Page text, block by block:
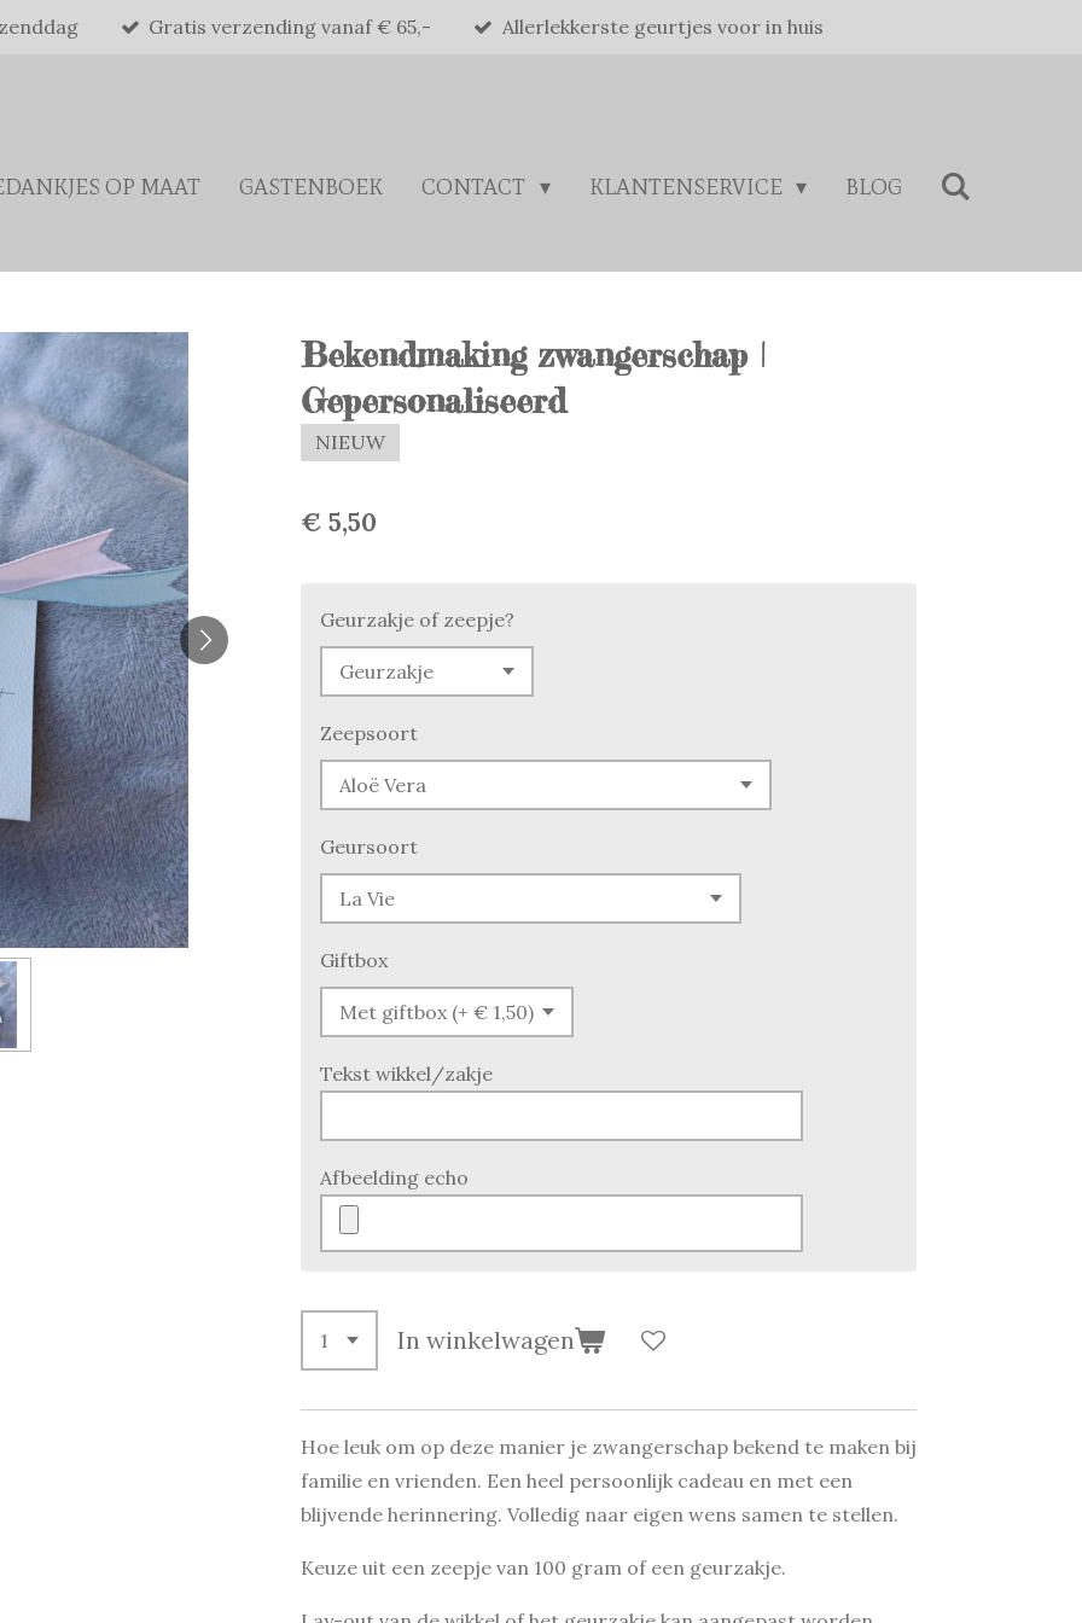
Gratis verzending vanaf € 65,- Allerlekkerste geurtjes voor in huis
OP MAAT GASTENBOEK CONTACT KLANTENSERVICE BLOG
Bekendmaking zwangerschap |
Gepersonaliseerd
NIEUW
€ 5,50
Geurzakje of zeepje?
Zeepsoort
Geursoort
Giftbox
Tekst wikkel/zakje
Afbeelding echo
In winkelwagen
Hoe leuk om op deze manier je zwangerschap bekend te maken bij
familie en vrienden. Een heel persoonlijk cadeau en met een
blijvende herinnering. Volledig naar eigen wens samen te stellen.
Keuze uit een zeepje van 100 gram of een geurzakje.